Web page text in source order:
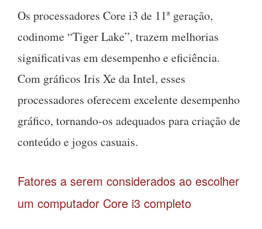
Os processadores Core i3 de 11ª geração,
codinome “Tiger Lake”, trazem melhorias
significativas em desempenho e eficiência.
Com gráficos Iris Xe da Intel, esses
processadores oferecem excelente desempenho
gráfico, tornando-os adequados para criação de
conteúdo e jogos casuais.
Fatores a serem considerados ao escolher
um computador Core i3 completo